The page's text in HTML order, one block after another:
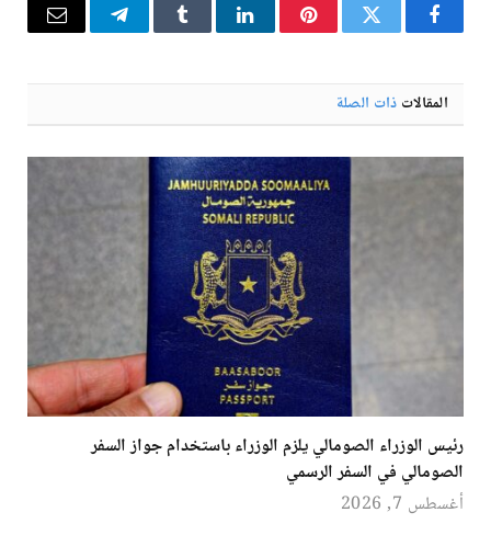
فيسبوكتويتر بينتيريستلينكدإن Tumblr تيلقرام البريد
المقالات ذات الصلة
رئيس الوزراء الصومالي يلزم الوزراء باستخدام جواز السفر
الصومالي في السفر الرسمي
أغسطس 7, 2026